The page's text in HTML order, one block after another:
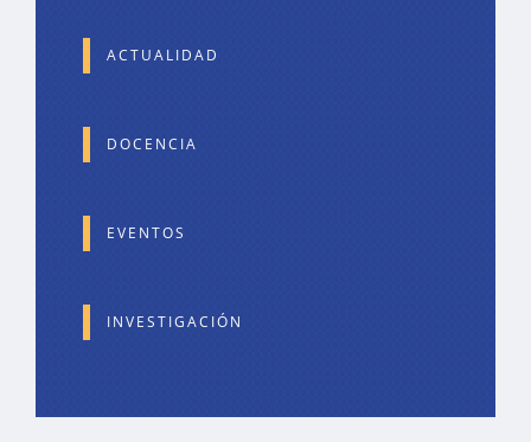
ACTUALIDAD
DOCENCIA
EVENTOS
INVESTIGACIÓN